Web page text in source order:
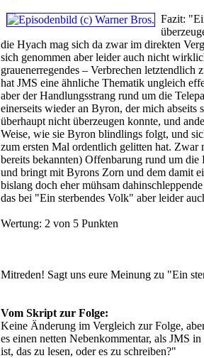
Fazit:
die Hyach mag sich da zwar im direkten
sich genommen aber leider auch nicht
grauenerregendes – Verbrechen
hat JMS eine ähnliche Thematik ungleich
aber der Handlungsstrang rund um die
einerseits wieder an Byron, der mich abseits
überhaupt nicht überzeugen konnte, und
Weise, wie sie Byron blindlings folgt, und
zum ersten Mal ordentlich gelitten hat. Zwar
bereits bekannten) Offenbarung rund um
und bringt mit Byrons Zorn und dem damit
bislang doch eher mühsam
das bei "Ein sterbendes Volk" aber leider
Wertung: 2 von 5 Punkten
Mitreden! Sagt uns eure Meinung zu "Ein
Vom Skript zur Folge:
Keine Änderung im Vergleich zur Folge,
es einen netten Nebenkommentar, als JMS
ist, das zu lesen, oder es zu schreiben?"